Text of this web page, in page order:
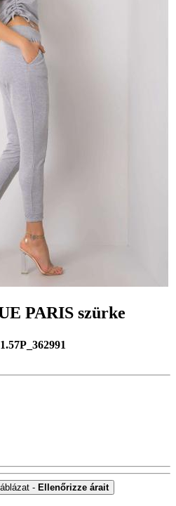
PARIS szürke
- Ellenőrizze árait